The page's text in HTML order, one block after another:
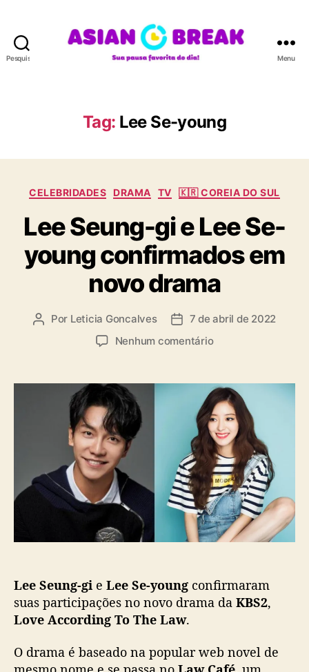
Pesquisar
A
N
R
A
Menu
Tag: Lee Se-young
C
t
e
g
o
r
i
s
CELEBRIDADES DRAMA TV 🇰🇷 COREIA DO SUL
Lee Seung-gi e Lee Se-
young confirmados em
novo drama
A
r
t
Por Leticia Goncalves
D
d
i
c
a
7 de abril de 2022
Nenhum comentárioe
e
e
S
e
u
n
g
-
g
i
e
e
S
y
o
Lee Seung-gi e Lee Se-young confirmaram
suas participações no novo drama da KBS2,
Love According To The Law.
O drama é baseado na popular web novel de